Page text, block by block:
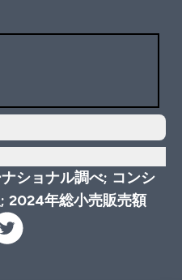
ショナル調べ; コンシ
2024年総小売販売額